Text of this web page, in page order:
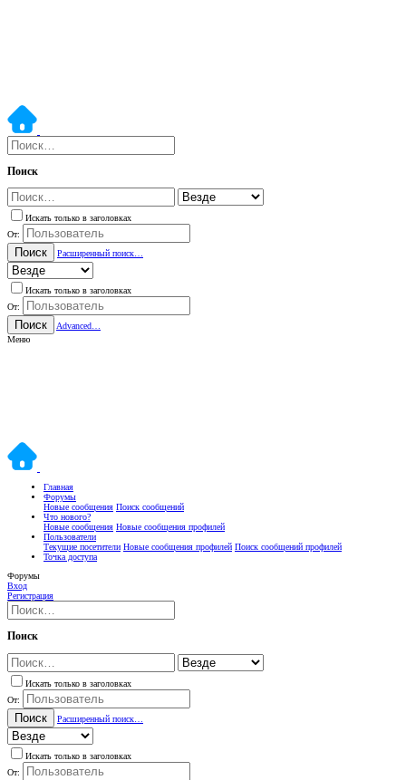
Поиск
Искать только в заголовках
От:
Поиск Расширенный поиск…
Искать только в заголовках
От:
Поиск
Advanced…
Меню
Главная
Форумы
Новые сообщения Поиск сообщений
Что нового?
Новые сообщения Новые сообщения профилей
Пользователи
Текущие посетители Новые сообщения профилей Поиск сообщений профилей
Точка доступа
Форумы
Вход
Регистрация
Поиск
Искать только в заголовках
От:
Поиск Расширенный поиск…
Искать только в заголовках
От: